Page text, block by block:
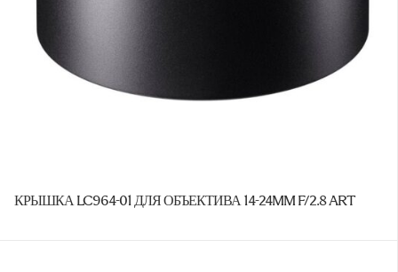
КРЫШКА LC964-01 ДЛЯ ОБЪЕКТИВА 14-24MM F/2.8 ART